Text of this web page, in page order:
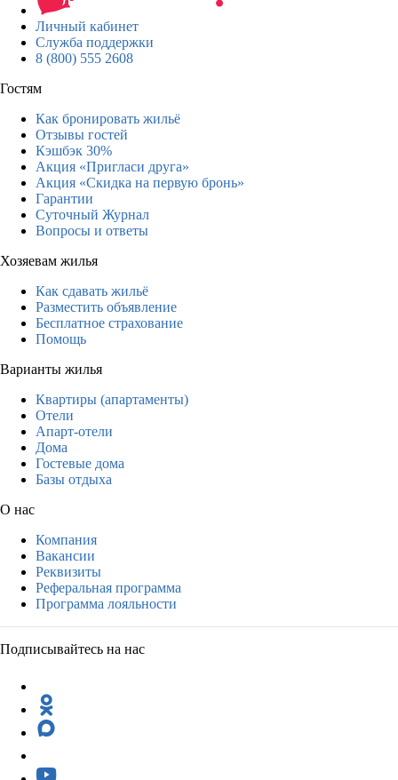
Личный кабинет
Служба поддержки
8 (800) 555 2608
Гостям
Как бронировать жильё
Отзывы гостей
Кэшбэк 30%
Акция «Пригласи друга»
Акция «Скидка на первую бронь»
Гарантии
Суточный Журнал
Вопросы и ответы
Хозяевам жилья
Как сдавать жильё
Разместить объявление
Бесплатное страхование
Помощь
Варианты жилья
Квартиры (апартаменты)
Отели
Апарт-отели
Дома
Гостевые дома
Базы отдыха
О нас
Компания
Вакансии
Реквизиты
Реферальная программа
Программа лояльности
Подписывайтесь на нас